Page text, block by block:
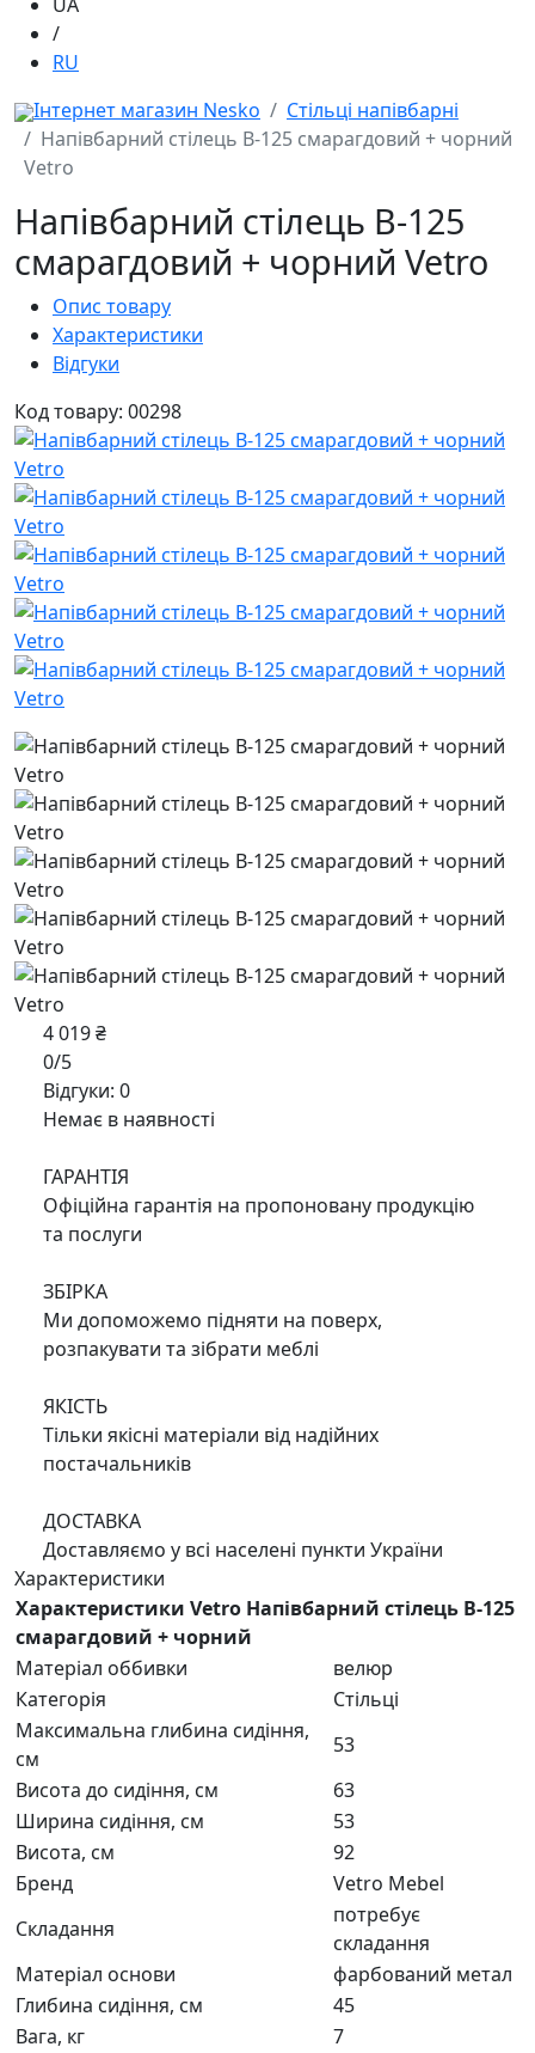
/
RU
Інтернет магазин Nesko
Стільці напівбарні
Напівбарний стілець B-125 смарагдовий + чорний
Vetro
Напівбарний стілець B-125
смарагдовий + чорний Vetro
Опис товару
Характеристики
Відгуки
Код товару: 00298
4 019 ₴
0/5
Відгуки: 0
Немає в наявності
ГАРАНТІЯ
Офіційна гарантія на пропоновану продукцію
та послуги
ЗБІРКА
Ми допоможемо підняти на поверх,
розпакувати та зібрати меблі
ЯКІСТЬ
Тільки якісні матеріали від надійних
постачальників
ДОСТАВКА
Доставляємо у всі населені пункти України
Характеристики
Характеристики Vetro Напівбарний стілець B-125
смарагдовий + чорний
Матеріал оббивки
велюр
Категорія
Стільці
Максимальна глибина сидіння,
см
53
Висота до сидіння, см
63
Ширина сидіння, см
53
Висота, см
92
Бренд
Vetro Mebel
Складання
потребує
складання
Матеріал основи
фарбований метал
Глибина сидіння, см
45
Вага, кг
7